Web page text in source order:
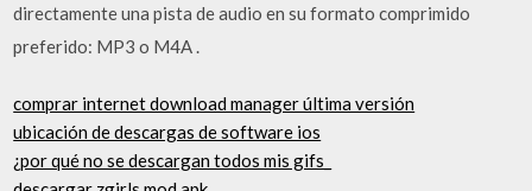
directamente una pista de audio en su formato comprimido
preferido: MP3 o M4A .
comprar internet download manager última versión
ubicación de descargas de software ios
¿por qué no se descargan todos mis gifs_